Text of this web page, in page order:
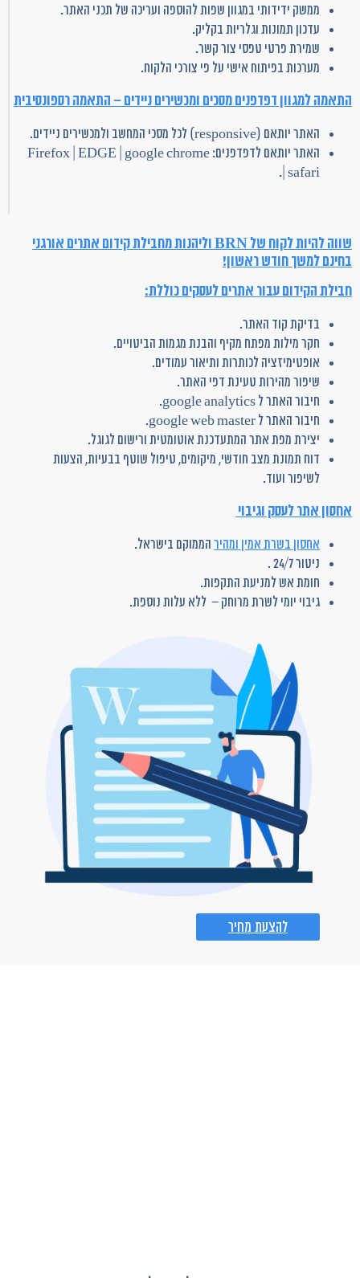
ממשק ידידותי במגוון שפות להוספה ועריכה של תכני האתר.
עדכון תמונות וגלריות בקליק.
שמירת פרטי טפסי צור קשר.
מערכות בפיתוח אישי על פי צורכי הלקוח.
התאמה למגוון דפדפנים מסכים ומכשירים ניידים – התאמה רספונסיבית
האתר יותאם (responsive) לכל מסכי המחשב ולמכשירים ניידים.
האתר יותאם לדפדפנים: Firefox | EDGE | google chrome
| safari.
שווה להיות לקוח של BRN וליהנות מחבילת קידום אתרים אורגני
בחינם למשך חודש ראשון!
חבילת הקידום עבור אתרים לעסקים כוללת:
בדיקת קוד האתר.
חקר מילות מפתח מקיף והבנת מגמות הביטויים.
אופטימיזציה לכותרות ותיאור עמודים.
שיפור מהירות טעינת דפי האתר.
חיבור האתר ל google analytics.
חיבור האתר ל google web master.
יצירת מפת אתר המתעדכנת אוטומטית ורישום לגוגל.
דוח תמונת מצב חודשי, מיקומים, טיפול שוטף בבעיות, הצעות
לשיפור ועוד.
אחסון אתר לעסק וגיבוי
אחסון בשרת אמין ומהיר הממוקם בישראל.
ניטור 24/7 .
חומת אש למניעת התקפות.
גיבוי יומי לשרת מרוחק – ללא עלות נוספת.
להצעת מחיר